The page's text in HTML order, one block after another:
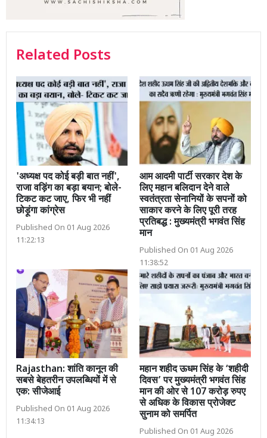
Related Posts
'अध्यक्ष पद कोई बड़ी बात नहीं',
राजा वड़िंग का बड़ा बयान; बोले-
टिकट कट जाए, फिर भी नहीं
छोड़ूंगा कांग्रेस
Published On 01 Aug 2026
11:22:13
आम आदमी पार्टी सरकार देश के
लिए महान बलिदान देने वाले
स्वतंत्रता सेनानियों के सपनों को
साकार करने के लिए पूरी तरह
प्रतिबद्ध : मुख्यमंत्री भगवंत सिंह
मान
Published On 01 Aug 2026
11:38:52
Rajasthan: शांति कानून की
सबसे बेहतरीन उपलब्धियों में से
एक: सीजेआई
Published On 01 Aug 2026
11:34:13
महान शहीद ऊधम सिंह के ‘शहीदी
दिवस’ पर मुख्यमंत्री भगवंत सिंह
मान की ओर से 107 करोड़ रुपए
से अधिक के विकास प्रोजेक्ट
सुनाम को समर्पित
Published On 01 Aug 2026